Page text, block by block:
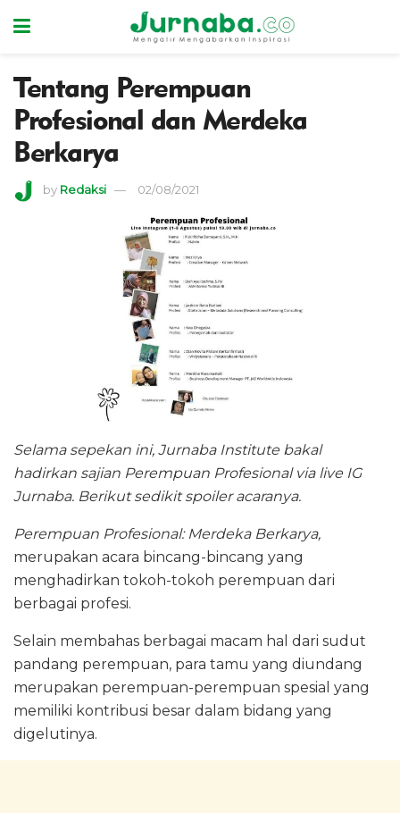
Tentang Perempuan
Profesional dan Merdeka
Berkarya
by Redaksi 02/08/2021
Selama sepekan ini, Jurnaba Institute bakal
hadirkan sajian Perempuan Profesional via live IG
Jurnaba. Berikut sedikit spoiler acaranya.
Perempuan Profesional: Merdeka Berkarya,
merupakan acara bincang-bincang yang
menghadirkan tokoh-tokoh perempuan dari
berbagai profesi.
Selain membahas berbagai macam hal dari sudut
pandang perempuan, para tamu yang diundang
merupakan perempuan-perempuan spesial yang
memiliki kontribusi besar dalam bidang yang
digelutinya.